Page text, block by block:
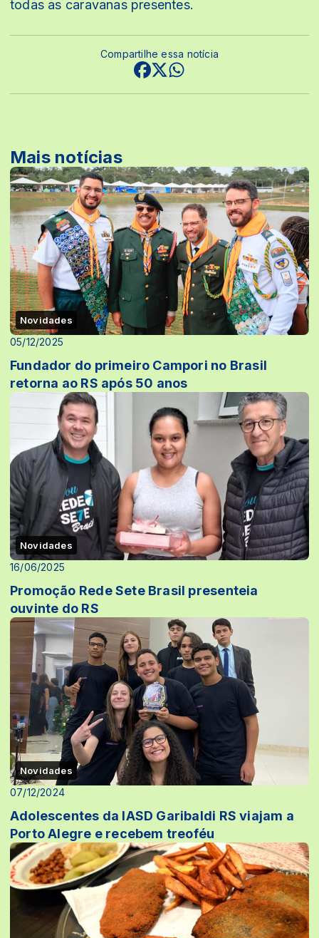
todas as caravanas presentes.
Compartilhe essa notícia
Mais notícias
Novidades
05/12/2025
Fundador do primeiro Campori no Brasil
retorna ao RS após 50 anos
Novidades
16/06/2025
Promoção Rede Sete Brasil presenteia
ouvinte do RS
Novidades
07/12/2024
Adolescentes da IASD Garibaldi RS viajam a
Porto Alegre e recebem treoféu